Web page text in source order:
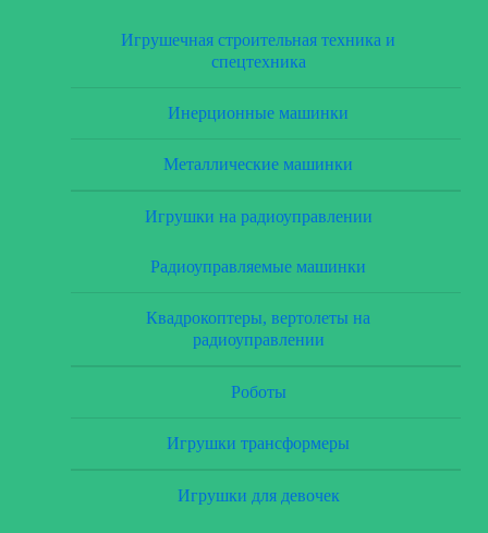
Игрушечная строительная техника и
спецтехника
Инерционные машинки
Металлические машинки
Игрушки на радиоуправлении
Радиоуправляемые машинки
Квадрокоптеры, вертолеты на
радиоуправлении
Роботы
Игрушки трансформеры
Игрушки для девочек